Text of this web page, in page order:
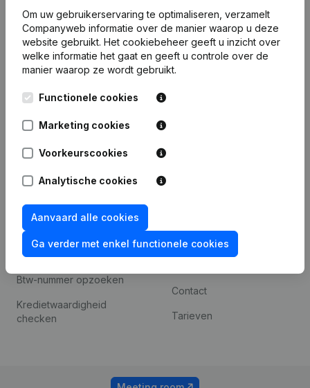
Om uw gebruikerservaring te optimaliseren, verzamelt
Companyweb informatie over de manier waarop u deze
website gebruikt. Het cookiebeheer geeft u inzicht over
welke informatie het gaat en geeft u controle over de
manier waarop ze wordt gebruikt.
Functionele cookies
Marketing cookies
Voorkeurscookies
Analytische cookies
Aanvaard alle cookies
Ga verder met enkel functionele cookies
Nederlands
Leuvensesteenweg
1800 Vilvoorde
Bedrijfsinformatie
Monitoring
Internationaal zoeken
Compliance &
fraudepreventie
Jaarrekening raadplegen
Btw-nummer opzoeken
Kredietwaardigheid
checken
Integraties op maat
Contact
Tarieven